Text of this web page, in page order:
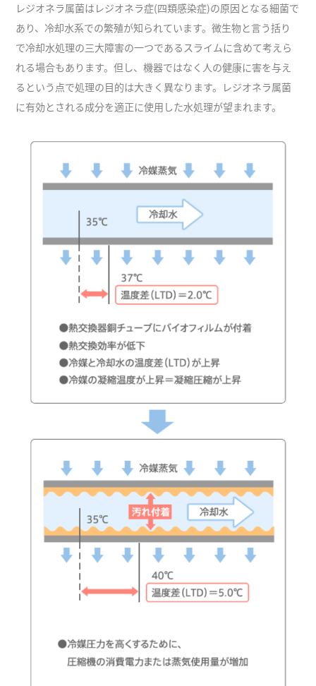
レジオネラ属菌はレジオネラ症(四類感染症)の原因となる細菌で
あり、冷却水系での繁殖が知られています。微生物と言う括り
で冷却水処理の三大障害の一つであるスライムに含めて考えら
れる場合もあります。但し、機器ではなく人の健康に害を与え
るという点で処理の目的は大きく異なります。レジオネラ属菌
に有効とされる成分を適正に使用した水処理が望まれます。